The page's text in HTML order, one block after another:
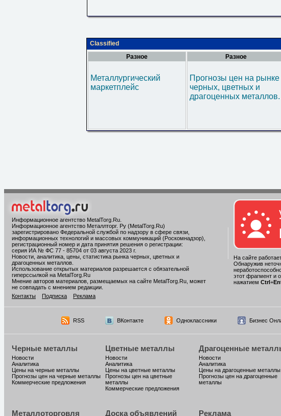
Classified
Разное
Металлургический
маркетплейс
Разное
Прогнозы цен на рынке
черных, цветных и
драгоценных металлов.
Информационное агентство MetalTorg.Ru
Информационное агентство Металлторг. Ру (MetalTorg.Ru)
зарегистрировано Федеральной службой по надзору в сфере связи,
информационных технологий и массовых коммуникаций (Роскомнадзор),
регистрационный номер и дата принятия решения о регистрации:
серия ИА № ФС 77 - 85704 от 03 августа 2023 г.
Новости, аналитика, цены, статистика рынка черных, цветных и
драгоценных металлов.
Использование открытых материалов разрешается с обязательной
гиперссылкой на MetalTorg.Ru
Мнение авторов материалов, размещаемых на сайте MetalTorg.Ru, может
не совпадать с мнением редакции.
Контакты
Подписка Реклама
На сайте
Обнаружив
этот фрагмент и
нажатием Ctrl +
RSS ВКонтакте Одноклассники Бизнес
Черные металлы
Новости
Аналитика
Цены на черные металлы
Прогнозы цен на черные металлы
Коммерческие предложения
Цветные металлы
Новости
Аналитика
Цены на цветные металлы
Прогнозы цен на цветные
металлы
Коммерческие предложения
Драгоценные
Новости
Аналитика
Цены на драгоценные металлы
Прогнозы цен на драгоценные
металлы
Металлоторговля Доска объявлений Реклама